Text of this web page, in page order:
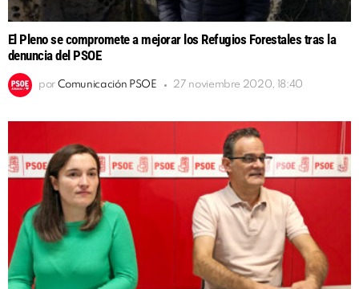
El Pleno se compromete a mejorar los Refugios Forestales tras la
denuncia del PSOE
por Comunicación PSOE 27 noviembre 2020, 18:40